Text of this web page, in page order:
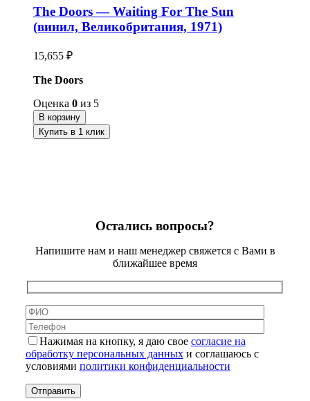
The Doors — Waiting For The Sun
(винил, Великобритания, 1971)
15,655 ₽
The Doors
Оценка 0 из 5
В корзину
Купить в 1 клик
Остались вопросы?
Напишите нам и наш менеджер свяжется с Вами в
ближайшее время
Нажимая на кнопку, я даю свое согласие на
обработку персональных данныхи соглашаюсь с
условиями политики конфиденциальности